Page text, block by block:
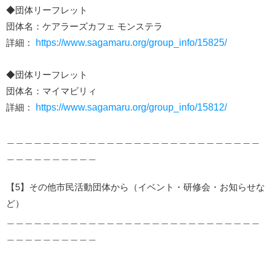
◆団体リーフレット
団体名：ケアラーズカフェ モンステラ
詳細：
https://www.sagamaru.org/group_info/15825/
◆団体リーフレット
団体名：マイマビリィ
詳細：
https://www.sagamaru.org/group_info/15812/
【5】その他市民活動団体から（イベント・研修会・お知らせな
ど）